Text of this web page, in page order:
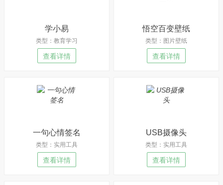
学小易
类型：教育学习
查看详情
悟空百变壁纸
类型：图片壁纸
查看详情
一句心情签名
类型：实用工具
查看详情
USB摄像头
类型：实用工具
查看详情